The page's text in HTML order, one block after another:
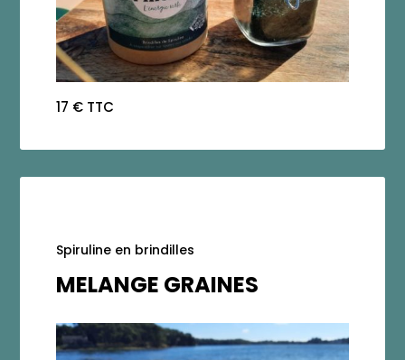
17 € TTC
Spiruline en brindilles
MELANGE GRAINES